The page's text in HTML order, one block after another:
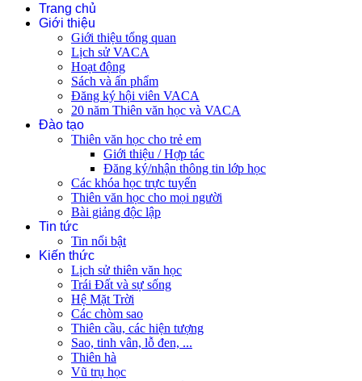
Trang chủ
Giới thiệu
Giới thiệu tổng quan
Lịch sử VACA
Hoạt động
Sách và ấn phẩm
Đăng ký hội viên VACA
20 năm Thiên văn học và VACA
Đào tạo
Thiên văn học cho trẻ em
Giới thiệu / Hợp tác
Đăng ký/nhận thông tin lớp học
Các khóa học trực tuyến
Thiên văn học cho mọi người
Bài giảng độc lập
Tin tức
Tin nổi bật
Kiến thức
Lịch sử thiên văn học
Trái Đất và sự sống
Hệ Mặt Trời
Các chòm sao
Thiên cầu, các hiện tượng
Sao, tinh vân, lỗ đen, ...
Thiên hà
Vũ trụ học